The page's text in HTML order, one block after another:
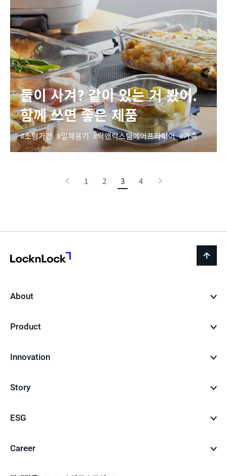
둘이 사겨? 같이 있는 거 봤어.
함께 쓰면 좋은 제품
소형가전 밀폐용기 락앤락스팀에어프라이어 가족
1 2 3
이
4
back
About
Product
Innovation
Story
ESG
Career